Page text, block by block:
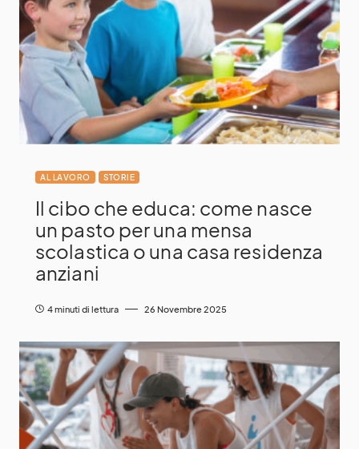
AL LAVORO STORIE
Il cibo che educa: come nasce
un pasto per una mensa
scolastica o una casa residenza
anziani
4 minuti di lettura 26 Novembre 2025